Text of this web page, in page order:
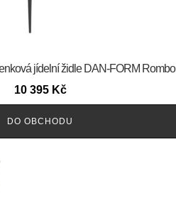
jídelní židle DAN-FORM Rombo
10 395 Kč
DO OBCHODU